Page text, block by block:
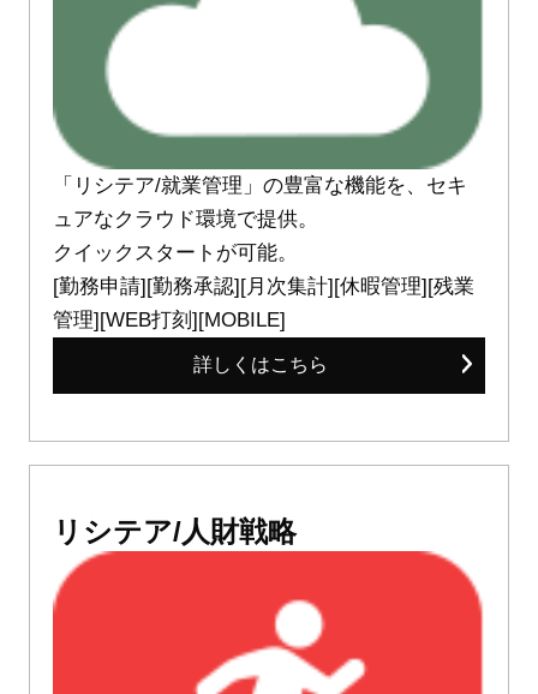
「リシテア/就業管理」の豊富な機能を、セキ
ュアなクラウド環境で提供。
クイックスタートが可能。
[勤務申請][勤務承認][月次集計][休暇管理][残業
管理][WEB打刻][MOBILE]
詳しくはこちら
リシテア/人財戦略